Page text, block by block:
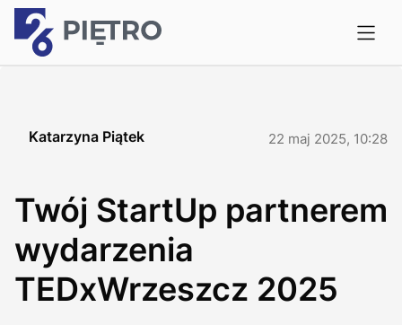
Katarzyna Piątek 22 maj 2025, 10:28
Twój StartUp partnerem
wydarzenia
TEDxWrzeszcz 2025